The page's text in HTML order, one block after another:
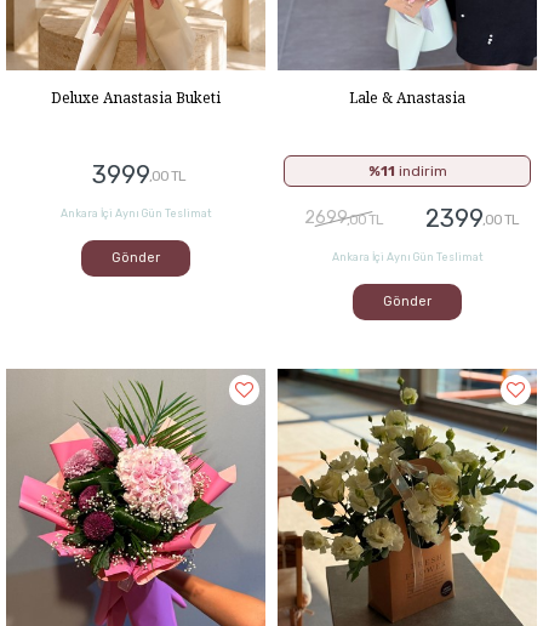
Deluxe Anastasia Buketi
3999,00 TL
Ankara İçi Aynı Gün Teslimat
Gönder
Lale & Anastasia
%11 indirim
2699,00 TL 2399,00 TL
Ankara İçi Aynı Gün Teslimat
Gönder